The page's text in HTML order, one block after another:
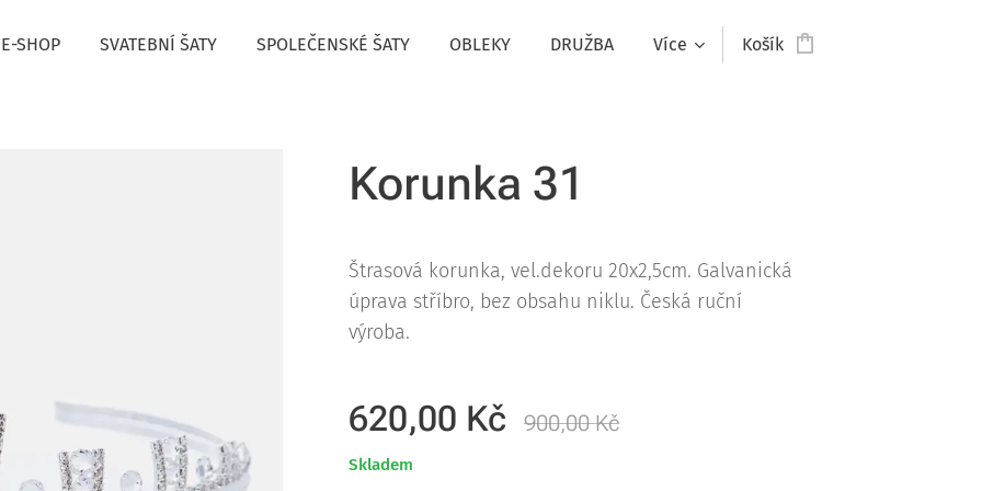
E-SHOP SVATEBNÍ ŠATY SPOLEČENSKÉ ŠATY OBLEKY DRUŽBA Více Košík
Korunka 31
Štrasová korunka, vel.dekoru 20x2,5cm. Galvanická
úprava stříbro, bez obsahu niklu. Česká ruční
výroba.
620,00 Kč 900,00Kč
Skladem